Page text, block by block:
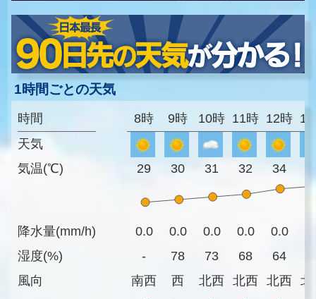
1時間ごとの天気
時間
天気
気温(℃)
降水量(mm/h)
湿度(%)
風向
8時 9時 10時 11時 12時
29 30 31 32 34
0.0 0.0 0.0 0.0 0.0
-
78 73 68 64
南西
西 北西 北西 北西 北